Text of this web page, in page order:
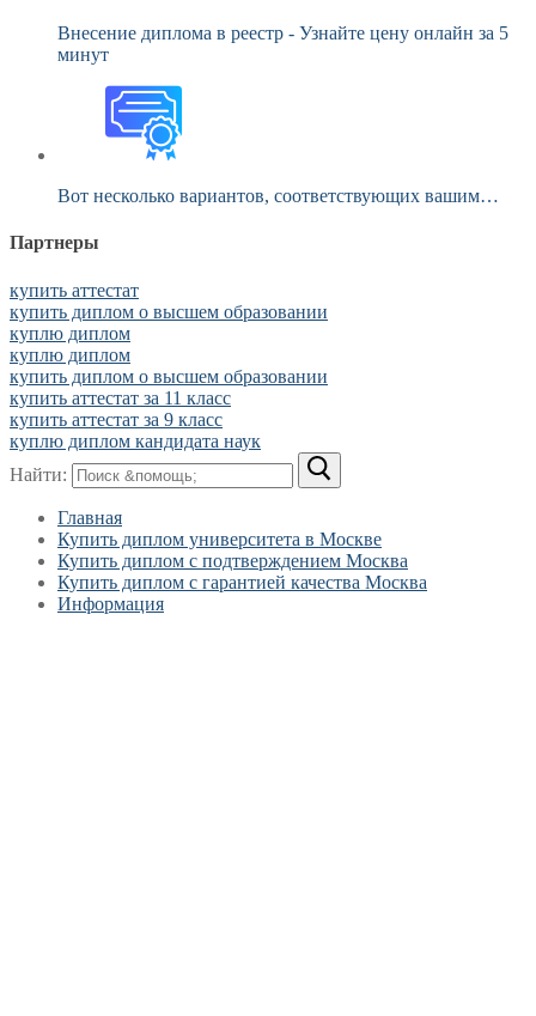
Внесение диплома в реестр - Узнайте цену онлайн за 5
минут
Вот несколько вариантов, соответствующих вашим…
Партнеры
купить аттестат
купить диплом о высшем образовании
куплю диплом
куплю диплом
купить диплом о высшем образовании
купить аттестат за 11 класс
купить аттестат за 9 класс
куплю диплом кандидата наук
Найти:
Главная
Купить диплом университета в Москве
Купить диплом с подтверждением Москва
Купить диплом с гарантией качества Москва
Информация